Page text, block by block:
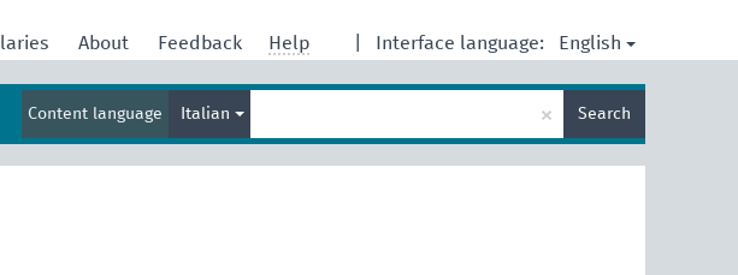
Interface language: English
About Feedback Help
Content language Italian
term
× Search